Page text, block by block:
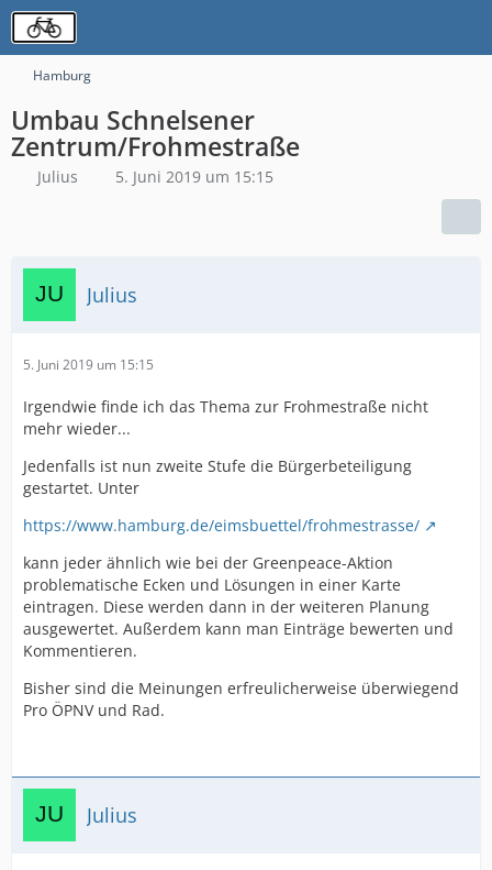
Hamburg
Umbau Schnelsener
Zentrum/Frohmestraße
Julius 5. Juni 2019 um 15:15
Julius
5. Juni 2019 um 15:15
Irgendwie finde ich das Thema zur Frohmestraße nicht
mehr wieder...
Jedenfalls ist nun zweite Stufe die Bürgerbeteiligung
gestartet. Unter
https://www.hamburg.de/eimsbuettel/frohmestrasse/
kann jeder ähnlich wie bei der Greenpeace-Aktion
problematische Ecken und Lösungen in einer Karte
eintragen. Diese werden dann in der weiteren Planung
ausgewertet. Außerdem kann man Einträge bewerten und
Kommentieren.
Bisher sind die Meinungen erfreulicherweise überwiegend
Pro ÖPNV und Rad.
Julius